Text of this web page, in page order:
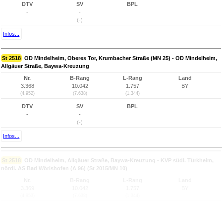
DTV
-
SV
-
(-)
BPL
Infos...
St 2518 OD Mindelheim, Oberes Tor, Krumbacher Straße (MN 25) - OD Mindelheim,
Allgäuer Straße, Baywa-Kreuzung
Nr.
3.368
(4.952)
B-Rang
10.042
(7.638)
L-Rang
1.757
(1.344)
Land
BY
DTV
-
SV
-
(-)
BPL
Infos...
St 2518
OD Mindelheim, Allgäuer Straße, Baywa-Kreuzung - KVP südl. Türkheim,
nördl. AS Bad Wörishofen (A 96) (St 2015/MN 10)